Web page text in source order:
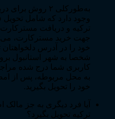
به‌طورکلی ۲
وجود دارد که شامل
ترکیه و دریافت
جهت خرید مسترکارت،
خود را در آدرس دلخواهتان
شخصا به شهر استانبول
کاربری شما درج شده
به محل مربوطه، پس از
خود را تحویل بگیرید.
آیا فرد دیگری به جز
ترکیه تحویل بگیرد؟